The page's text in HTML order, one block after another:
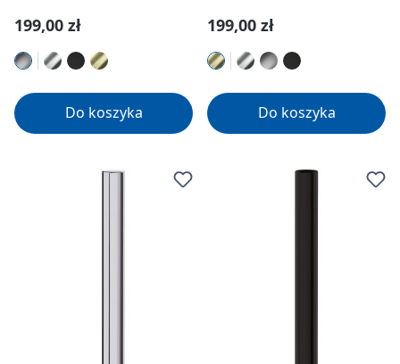
Cena regularna:
199,00 zł
Do koszyka
Cena regularna:
199,00 zł
Do koszyka